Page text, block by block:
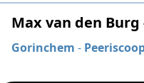
Max van den
Gorinchem -